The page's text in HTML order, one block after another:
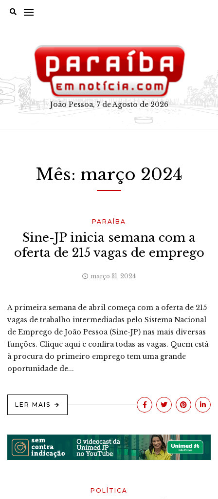
João Pessoa, 7 de Agosto de 2026
Mês: março 2024
PARAÍBA
Sine-JP inicia semana com a
oferta de 215 vagas de emprego
março 31, 2024
A primeira semana de abril começa com a oferta de 215
vagas de trabalho intermediadas pelo Sistema Nacional
de Emprego de João Pessoa (Sine-JP) nas mais diversas
funções. Clique aqui e confira todas as vagas. Quem está
à procura do primeiro emprego tem uma grande
oportunidade de...
LER MAIS
POLÍTICA